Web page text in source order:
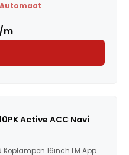
Automaat
m
Active ACC Navi
Koplampen 16inch LM App...